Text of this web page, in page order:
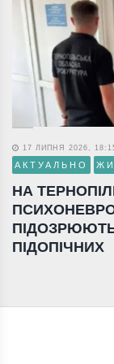
17 ЛИПНЯ 2026,
АКТУАЛЬНО
НА
ПІДОПІЧНИХ